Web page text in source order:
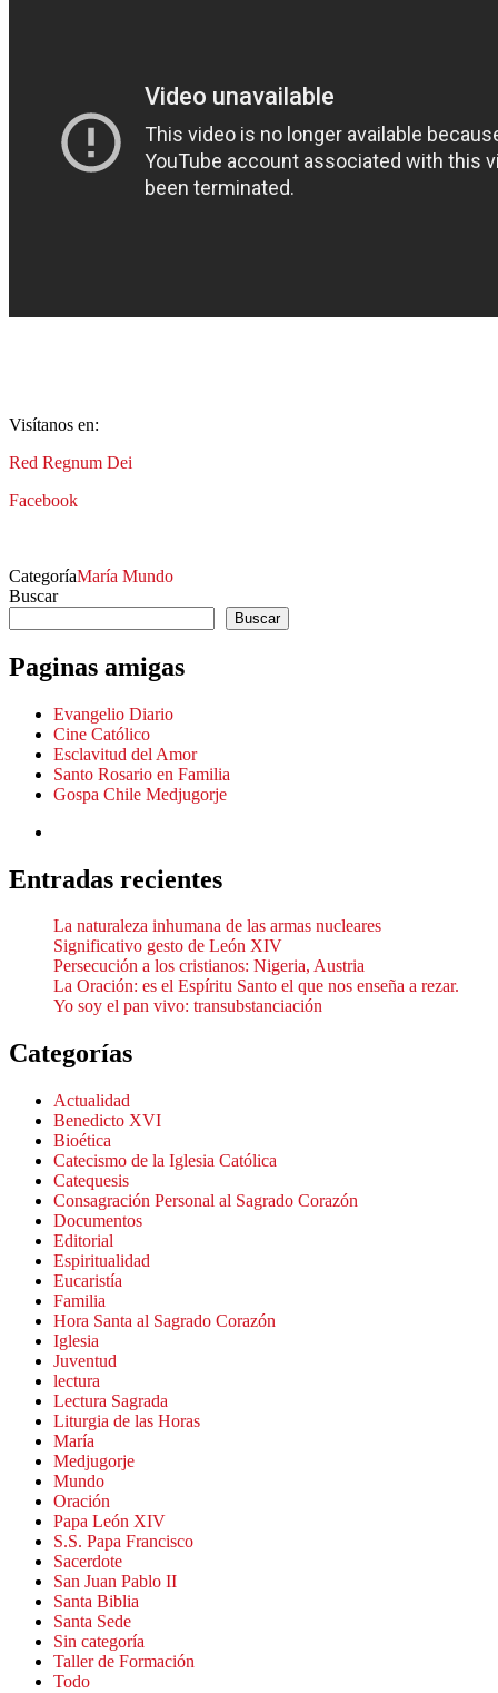
Visítanos en:
Red Regnum Dei
Facebook
CategoríaMaría Mundo
Buscar
Buscar
Paginas amigas
Evangelio Diario
Cine Católico
Esclavitud del Amor
Santo Rosario en Familia
Gospa Chile Medjugorje
Entradas recientes
La naturaleza inhumana de las armas nucleares
Significativo gesto de León XIV
Persecución a los cristianos: Nigeria, Austria
La Oración: es el Espíritu Santo el que nos enseña a rezar.
Yo soy el pan vivo: transubstanciación
Categorías
Actualidad
Benedicto XVI
Bioética
Catecismo de la Iglesia Católica
Catequesis
Consagración Personal al Sagrado Corazón
Documentos
Editorial
Espiritualidad
Eucaristía
Familia
Hora Santa al Sagrado Corazón
Iglesia
Juventud
lectura
Lectura Sagrada
Liturgia de las Horas
María
Medjugorje
Mundo
Oración
Papa León XIV
S.S. Papa Francisco
Sacerdote
San Juan Pablo II
Santa Biblia
Santa Sede
Sin categoría
Taller de Formación
Todo